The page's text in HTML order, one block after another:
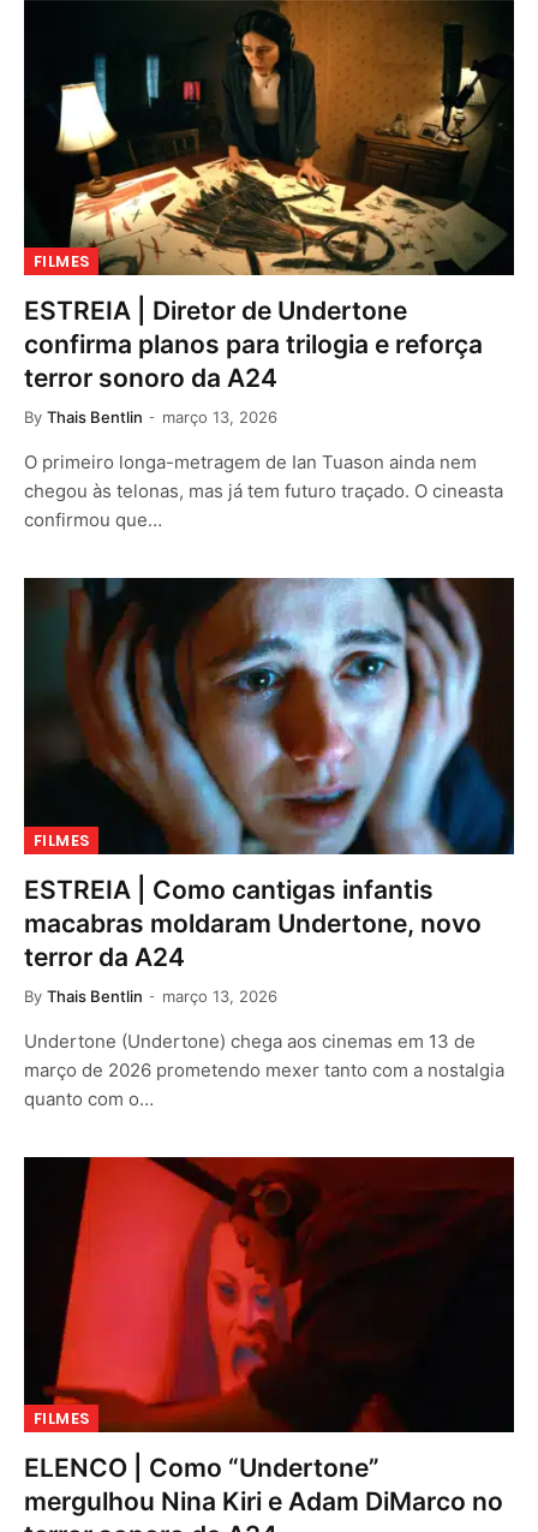
FILMES
ESTREIA | Diretor de Undertone
confirma planos para trilogia e reforça
terror sonoro da A24
By Thais Bentlin março 13, 2026
O primeiro longa-metragem de Ian Tuason ainda nem
chegou às telonas, mas já tem futuro traçado. O cineasta
confirmou que…
FILMES
ESTREIA | Como cantigas infantis
macabras moldaram Undertone, novo
terror da A24
By Thais Bentlin março 13, 2026
Undertone (Undertone) chega aos cinemas em 13 de
março de 2026 prometendo mexer tanto com a nostalgia
quanto com o…
FILMES
ELENCO | Como “Undertone”
mergulhou Nina Kiri e Adam DiMarco no